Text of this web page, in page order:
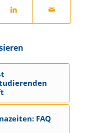
FAQ